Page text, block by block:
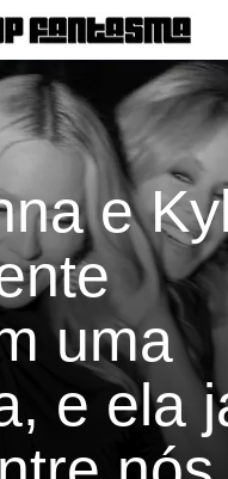
e
uma
e ela